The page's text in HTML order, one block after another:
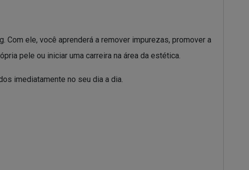
ele, você aprenderá a remover impurezas, promover a
pele ou iniciar uma carreira na área da estética.
imediatamente no seu dia a dia.